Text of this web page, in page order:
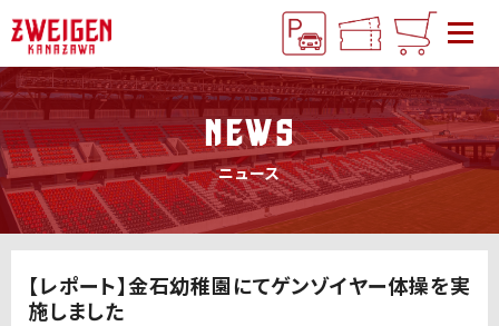
NEWS
ニュース
【レポート】金石幼稚園にてゲンゾイヤー体操を実
施しました